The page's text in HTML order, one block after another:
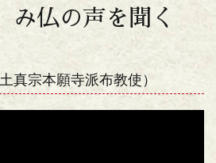
仏の声を聞く
真宗本願寺派布教使）